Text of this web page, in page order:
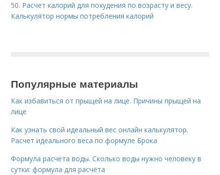
50. Расчет калорий для похудения по возрасту и весу.
Калькулятор нормы потребления калорий
Популярные материалы
Как избавиться от прыщей на лице. Причины прыщей на
лице
Как узнать свой идеальный вес онлайн калькулятор.
Расчет идеального веса по формуле Брока
Формула расчета воды. Сколько воды нужно человеку в
сутки: формула для расчёта